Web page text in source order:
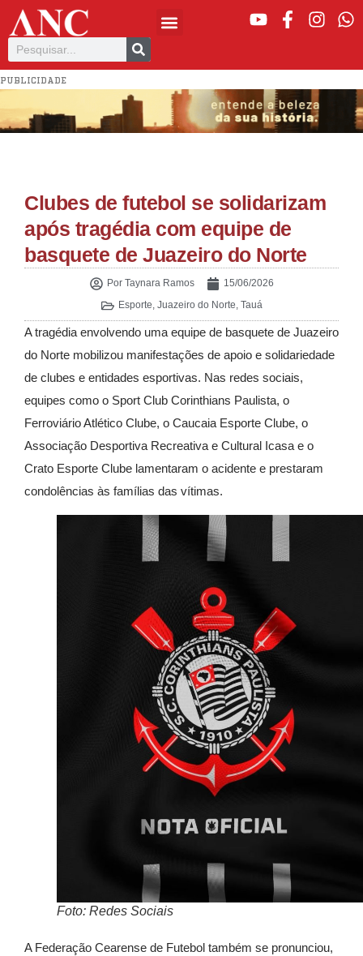
PUBLICIDADE
Clubes de futebol se solidarizam
após tragédia com equipe de
basquete de Juazeiro do Norte
PorTaynara Ramos
15/06/2026
Esporte, Juazeiro do Norte, Tauá
A tragédia envolvendo uma equipe de basquete de Juazeiro
do Norte mobilizou manifestações de apoio e solidariedade
de clubes e entidades esportivas. Nas redes sociais,
equipes como o Sport Club Corinthians Paulista, o
Ferroviário Atlético Clube, o Caucaia Esporte Clube, o
Associação Desportiva Recreativa e Cultural Icasae o
Crato Esporte Clube lamentaram o acidente e prestaram
condolências às famílias das vítimas.
Foto: Redes Sociais
A Federação Cearense de Futebol também se pronunciou,